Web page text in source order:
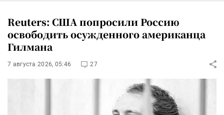
Reuters: США попросили Россию
освободить осужденного американца
Гилмана
7 августа 2026, 05:46 27